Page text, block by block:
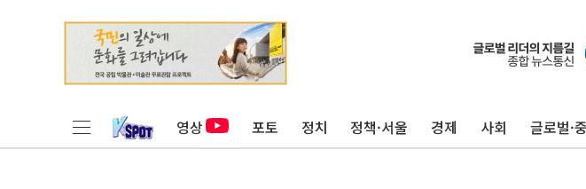
영상 포토 정치 정책·서울 경제 사회 글로벌·